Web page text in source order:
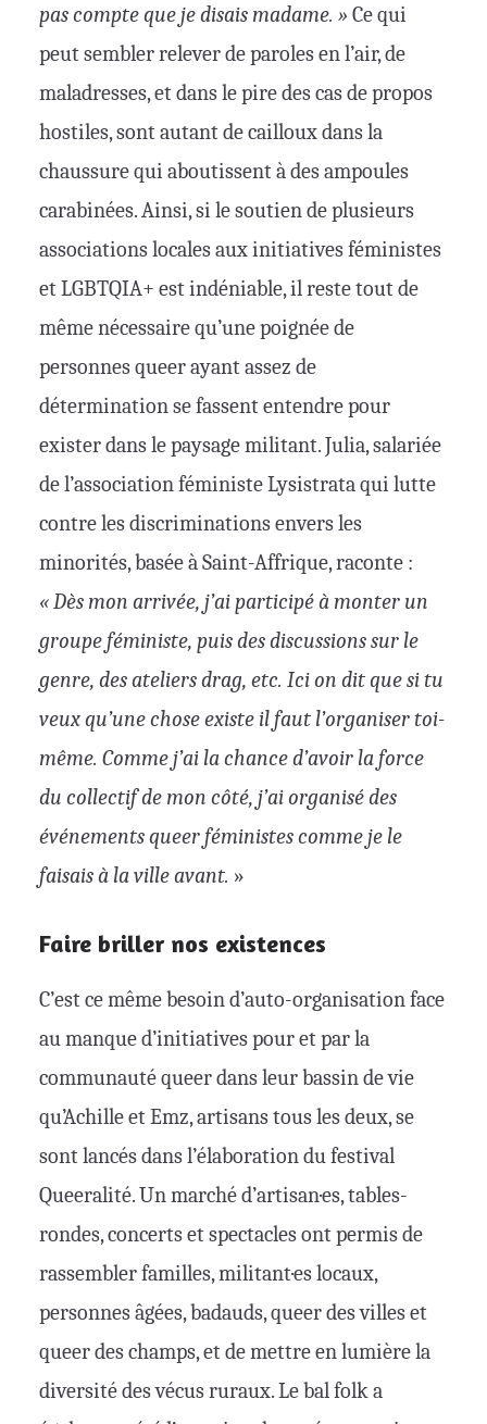
pas compte que je disais madame. » Ce qui
peut sembler relever de paroles en l’air, de
maladresses, et dans le pire des cas de propos
hostiles, sont autant de cailloux dans la
chaussure qui aboutissent à des ampoules
carabinées. Ainsi, si le soutien de plusieurs
associations locales aux initiatives féministes
et LGBTQIA+ est indéniable, il reste tout de
même nécessaire qu’une poignée de
personnes queer ayant assez de
détermination se fassent entendre pour
exister dans le paysage militant. Julia, salariée
de l’association féministe Lysistrata qui lutte
contre les discriminations envers les
minorités, basée à Saint-Affrique, raconte :
« Dès mon arrivée, j’ai participé à monter un
groupe féministe, puis des discussions sur le
genre, des ateliers drag, etc. Ici on dit que si tu
veux qu’une chose existe il faut l’organiser toi-
même. Comme j’ai la chance d’avoir la force
du collectif de mon côté, j’ai organisé des
événements queer féministes comme je le
faisais à la ville avant. »
Faire briller nos existences
C’est ce même besoin d’auto-organisation face
au manque d’initiatives pour et par la
communauté queer dans leur bassin de vie
qu’Achille et Emz, artisans tous les deux, se
sont lancés dans l’élaboration du festival
Queeralité. Un marché d’artisan·es, tables-
rondes, concerts et spectacles ont permis de
rassembler familles, militant·es locaux,
personnes âgées, badauds, queer des villes et
queer des champs, et de mettre en lumière la
diversité des vécus ruraux. Le bal folk a